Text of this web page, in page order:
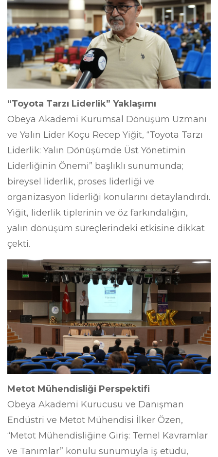
“Toyota Tarzı Liderlik” Yaklaşımı
Obeya Akademi Kurumsal Dönüşüm Uzmanı
ve Yalın Lider Koçu Recep Yiğit, “Toyota Tarzı
Liderlik: Yalın Dönüşümde Üst Yönetimin
Liderliğinin Önemi” başlıklı sunumunda;
bireysel liderlik, proses liderliği ve
organizasyon liderliği konularını detaylandırdı.
Yiğit, liderlik tiplerinin ve öz farkındalığın,
yalın dönüşüm süreçlerindeki etkisine dikkat
çekti.
Metot Mühendisliği Perspektifi
Obeya Akademi Kurucusu ve Danışman
Endüstri ve Metot Mühendisi İlker Özen,
“Metot Mühendisliğine Giriş: Temel Kavramlar
ve Tanımlar” konulu sunumuyla iş etüdü,